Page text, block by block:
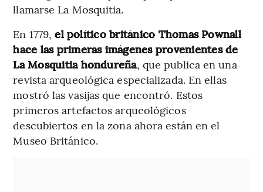
llamarse La Mosquitia.
En 1779,el político británico Thomas Pownall
hace las primeras imágenes provenientes de
La Mosquitia hondureña, que publica en una
revista arqueológica especializada. En ellas
mostró las vasijas que encontró. Estos
primeros artefactos arqueológicos
descubiertos en la zona ahora están en el
Museo Británico.